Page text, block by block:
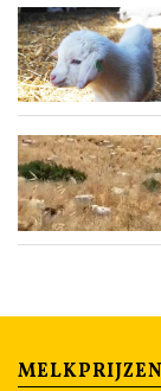
MELKPRIJZEN